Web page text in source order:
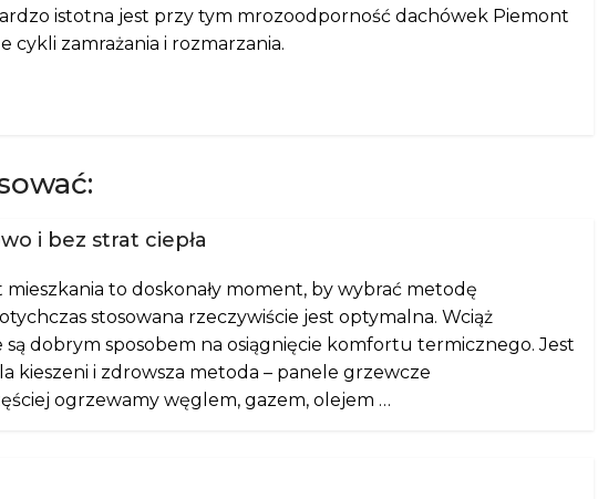
istotna jest przy tym mrozoodporność dachówek Piemont
zamrażania i rozmarzania.
i bez strat ciepła
to doskonały moment, by wybrać metodę
stosowana rzeczywiście jest optymalna. Wciąż
dobrym sposobem na osiągnięcie komfortu termicznego. Jest
kieszeni i zdrowsza metoda – panele grzewcze
ogrzewamy węglem, gazem, olejem …